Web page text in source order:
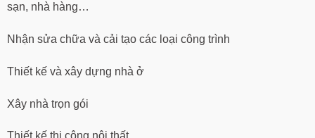
sạn, nhà hàng…
Nhận sửa chữa và cải tạo các loại công trình
Thiết kế và xây dựng nhà ở
Xây nhà trọn gói